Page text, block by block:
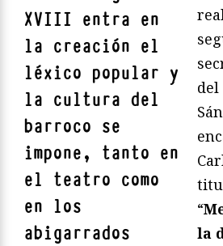
XVIII entra en
la creación el
léxico popular y
la cultura del
barroco se
impone, tanto en
el teatro como
en los
abigarrados
“
la